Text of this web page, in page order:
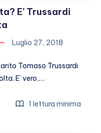
E’ Trussardi
Luglio 27, 2018
Tomaso Trussardi
E’ vero,…
1 lettura minima